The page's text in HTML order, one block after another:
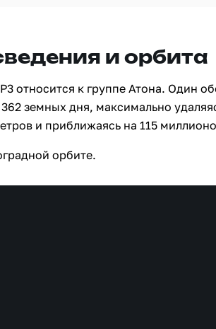
и орбита
относится к группе Атона. Один
земных дня, максимально
и приближаясь на 115
орбите.